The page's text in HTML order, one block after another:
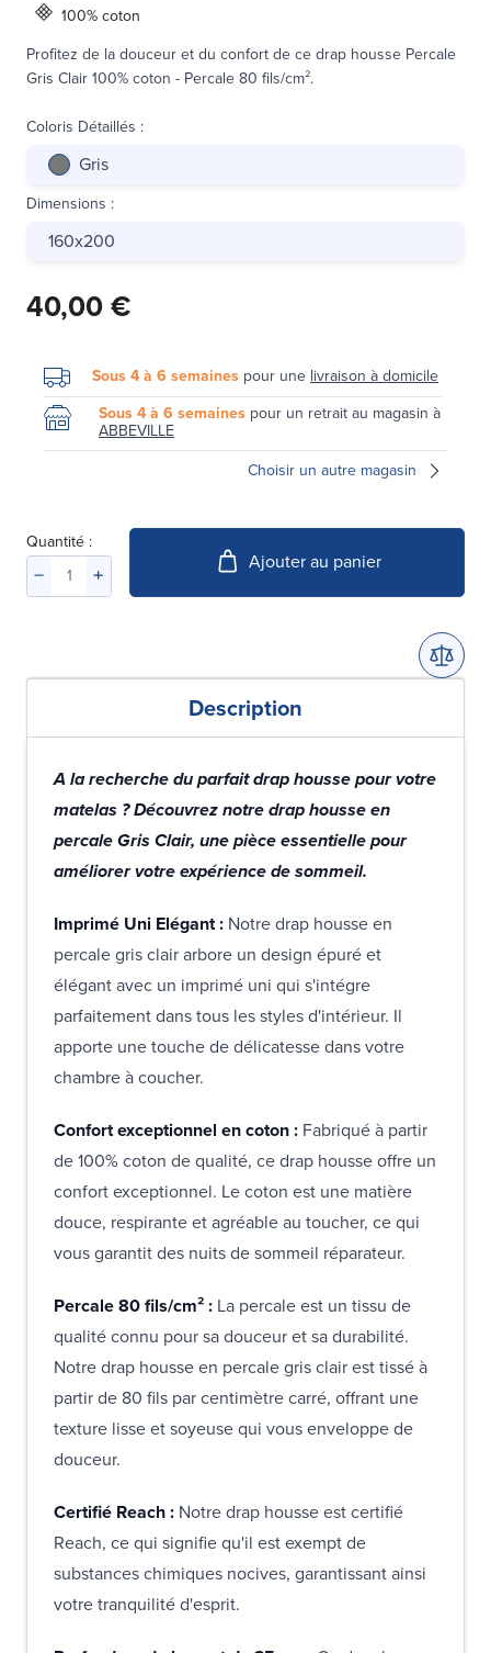
100% coton
Profitez de la douceur et du confort de ce drap housse Percale
Gris Clair 100% coton - Percale 80 fils/cm².
Coloris Détaillés :
Gris
Dimensions :
160x200
40,00 €
Sous 4 à 6 semaines pour une livraison à domicile
Sous 4 à 6 semaines pour un retrait au magasin à
ABBEVILLE
Choisir un autre magasin
Quantité :
Ajouter au panier
Description
A la recherche du parfait drap housse pour votre
matelas ? Découvrez notre drap housse en
percale Gris Clair, une pièce essentielle pour
améliorer votre expérience de sommeil.
Imprimé Uni Elégant : Notre drap housse en
percale gris clair arbore un design épuré et
élégant avec un imprimé uni qui s'intégre
parfaitement dans tous les styles d'intérieur. Il
apporte une touche de délicatesse dans votre
chambre à coucher.
Confort exceptionnel en coton : Fabriqué à partir
de 100% coton de qualité, ce drap housse offre un
confort exceptionnel. Le coton est une matière
douce, respirante et agréable au toucher, ce qui
vous garantit des nuits de sommeil réparateur.
Percale 80 fils/cm² : La percale est un tissu de
qualité connu pour sa douceur et sa durabilité.
Notre drap housse en percale gris clair est tissé à
partir de 80 fils par centimètre carré, offrant une
texture lisse et soyeuse qui vous enveloppe de
douceur.
Certifié Reach : Notre drap housse est certifié
Reach, ce qui signifie qu'il est exempt de
substances chimiques nocives, garantissant ainsi
votre tranquilité d'esprit.